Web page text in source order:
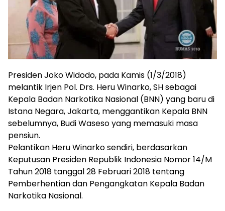
Presiden Joko Widodo, pada Kamis (1/3/2018)
melantik Irjen Pol. Drs. Heru Winarko, SH sebagai
Kepala Badan Narkotika Nasional (BNN) yang baru di
Istana Negara, Jakarta, menggantikan Kepala BNN
sebelumnya, Budi Waseso yang memasuki masa
pensiun.
Pelantikan Heru Winarko sendiri, berdasarkan
Keputusan Presiden Republik Indonesia Nomor 14/M
Tahun 2018 tanggal 28 Februari 2018 tentang
Pemberhentian dan Pengangkatan Kepala Badan
Narkotika Nasional.